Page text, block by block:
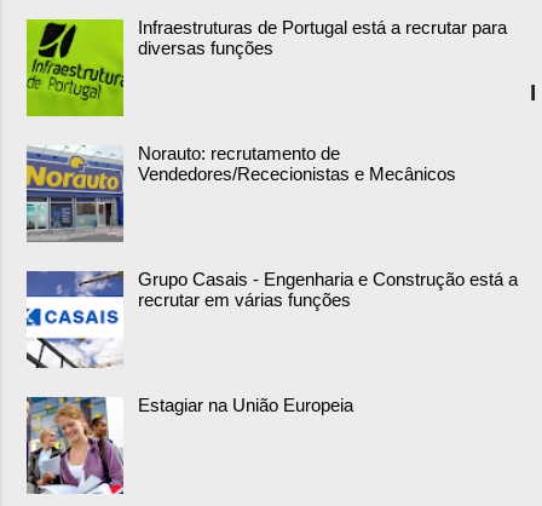
Infraestruturas de Portugal está a recrutar para
diversas funções
Norauto: recrutamento de
Vendedores/Rececionistas e Mecânicos
Grupo Casais - Engenharia e Construção está a
recrutar em várias funções
Estagiar na União Europeia
I